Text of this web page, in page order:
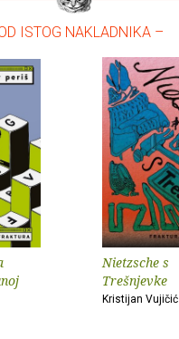
ISTOG NAKLADNIKA –
Nietzsche s
Trešnjevke
Kristijan Vujičić